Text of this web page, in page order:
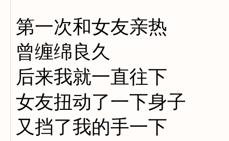
第一次和女友亲热
曾缠绵良久
后来我就一直往下
女友扭动了一下身子
又挡了我的手一下